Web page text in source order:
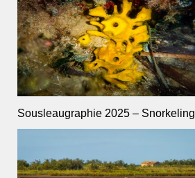
Sousleaugraphie 2025 – Snorkeling